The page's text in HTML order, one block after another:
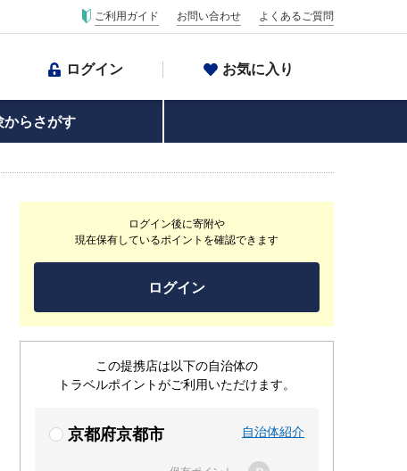
ご利用ガイド お問い合わせ よくあるご質問
ログイン お気に入り
からさがす
ログイン後に寄附や
現在保有しているポイントを確認できます
ログイン
この提携店は以下の自治体の
トラベルポイントがご利用いただけます。
京都府京都市 自治体紹介